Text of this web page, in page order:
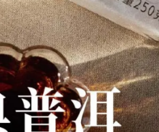
5 【普洱
化之密：緊